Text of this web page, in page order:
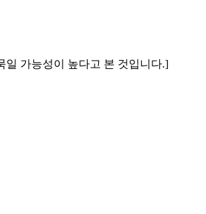
일 가능성이 높다고 본 것입니다.]